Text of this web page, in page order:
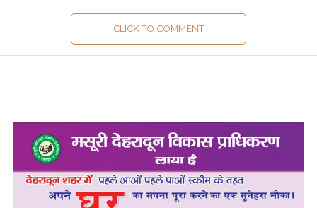
CLICK TO COMMENT